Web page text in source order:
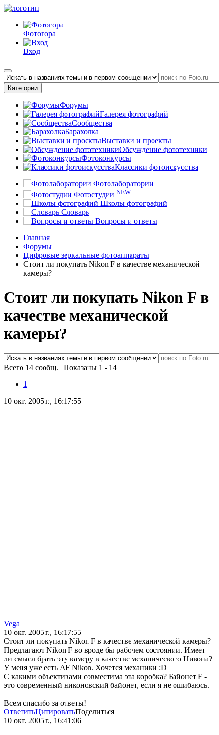
Фотогора
Вход
Категории
Форумы
Галерея фотографий
Сообщества
Барахолка
Выставки и проекты
Обсуждение фототехники
Фотоконкурсы
Классики фотоискусства
Фотолаборатории
Фотостудии NEW
Школы фотографий
Словарь
Вопросы и ответы
Главная
Форумы
Цифровые зеркальные фотоаппараты
Стоит ли покупать Nikon F в качестве механической
камеры?
Стоит ли покупать Nikon F в
качестве механической
камеры?
Всего 14 сообщ. | Показаны 1 - 14
1
10 окт. 2005 г., 16:17:55
Vega
10 окт. 2005 г., 16:17:55
Стоит ли покупать Nikon F в качестве механической камеры?
Предлагают Nikon F во вроде бы рабочем состоянии. Имеет
ли смысл брать эту камеру в качестве механического Никона?
У меня уже есть AF Nikon. Хочется механики :D
С какими объективами совместима эта коробка? Байонет F -
это современный никоновский байонет, если я не ошибаюсь.
Всем спасибо за ответы!
ОтветитьЦитироватьПоделиться
10 окт. 2005 г., 16:41:06